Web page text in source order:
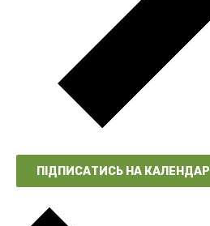
ПІДПИСАТИСЬ НА КАЛЕНДАР